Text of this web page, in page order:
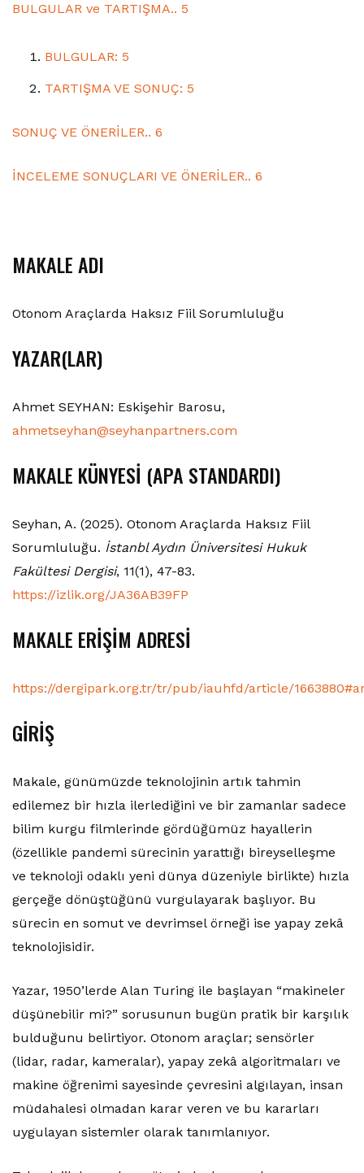
BULGULAR ve TARTIŞMA.. 5
BULGULAR: 5
TARTIŞMA VE SONUÇ: 5
SONUÇ VE ÖNERİLER.. 6
İNCELEME SONUÇLARI VE ÖNERİLER.. 6
MAKALE ADI
Otonom Araçlarda Haksız Fiil Sorumluluğu
YAZAR(LAR)
Ahmet SEYHAN: Eskişehir Barosu,
ahmetseyhan@seyhanpartners.com
MAKALE KÜNYESİ (APA STANDARDI)
Seyhan, A. (2025). Otonom Araçlarda Haksız Fiil
Sorumluluğu. İstanbl Aydın Üniversitesi Hukuk
Fakültesi Dergisi, 11(1), 47-83.
https://izlik.org/JA36AB39FP
MAKALE ERİŞİM ADRESİ
https://dergipark.org.tr/tr/pub/iauhfd/article/
GİRİŞ
Makale, günümüzde teknolojinin artık tahmin
edilemez bir hızla ilerlediğini ve bir zamanlar sadece
bilim kurgu filmlerinde gördüğümüz hayallerin
(özellikle pandemi sürecinin yarattığı bireyselleşme
ve teknoloji odaklı yeni dünya düzeniyle birlikte) hızla
gerçeğe dönüştüğünü vurgulayarak başlıyor. Bu
sürecin en somut ve devrimsel örneği ise yapay zekâ
teknolojisidir.
Yazar, 1950’lerde Alan Turing ile başlayan “makineler
düşünebilir mi?” sorusunun bugün pratik bir karşılık
bulduğunu belirtiyor. Otonom araçlar; sensörler
(lidar, radar, kameralar), yapay zekâ algoritmaları ve
makine öğrenimi sayesinde çevresini algılayan, insan
müdahalesi olmadan karar veren ve bu kararları
uygulayan sistemler olarak tanımlanıyor.